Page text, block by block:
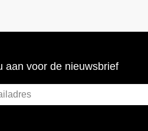
aan voor de nieuwsbrief
(Vereist)